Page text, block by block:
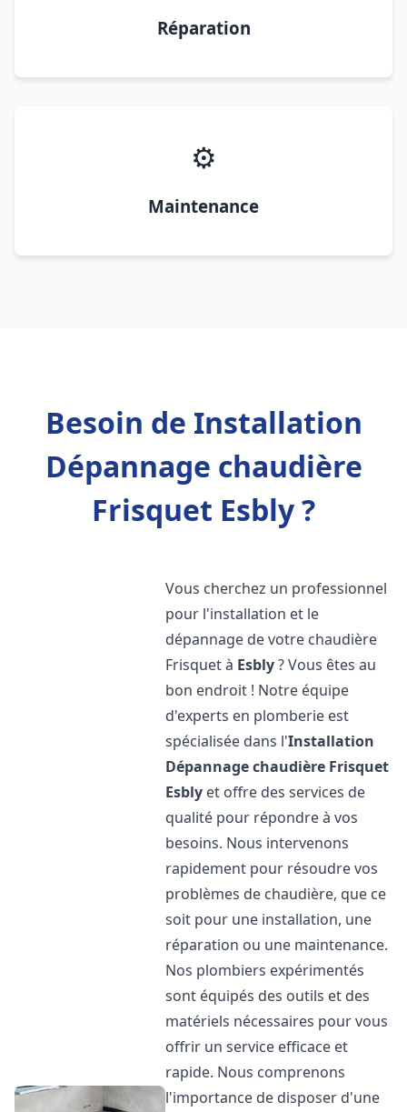
Réparation
⚙️
Maintenance
Besoin de Installation
Dépannage chaudière
Frisquet Esbly ?
Vous cherchez un professionnel
pour l'installation et le
dépannage de votre chaudière
Frisquet à Esbly? Vous êtes au
bon endroit ! Notre équipe
d'experts en plomberie est
spécialisée dans l'Installation
Dépannage chaudière Frisquet
Esbly et offre des services de
qualité pour répondre à vos
besoins. Nous intervenons
rapidement pour résoudre vos
problèmes de chaudière, que ce
soit pour une installation, une
réparation ou une maintenance.
Nos plombiers expérimentés
sont équipés des outils et des
matériels nécessaires pour vous
offrir un service efficace et
rapide. Nous comprenons
l'importance de disposer d'une